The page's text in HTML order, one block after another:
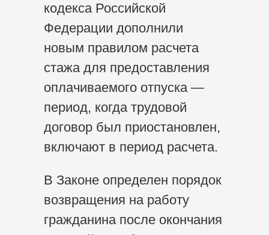
кодекса Российской
Федерации дополнили
новым правилом расчета
стажа для предоставления
оплачиваемого отпуска —
период, когда трудовой
договор был приостановлен,
включают в период расчета.
В Законе определен порядок
возвращения на работу
гражданина после окончания